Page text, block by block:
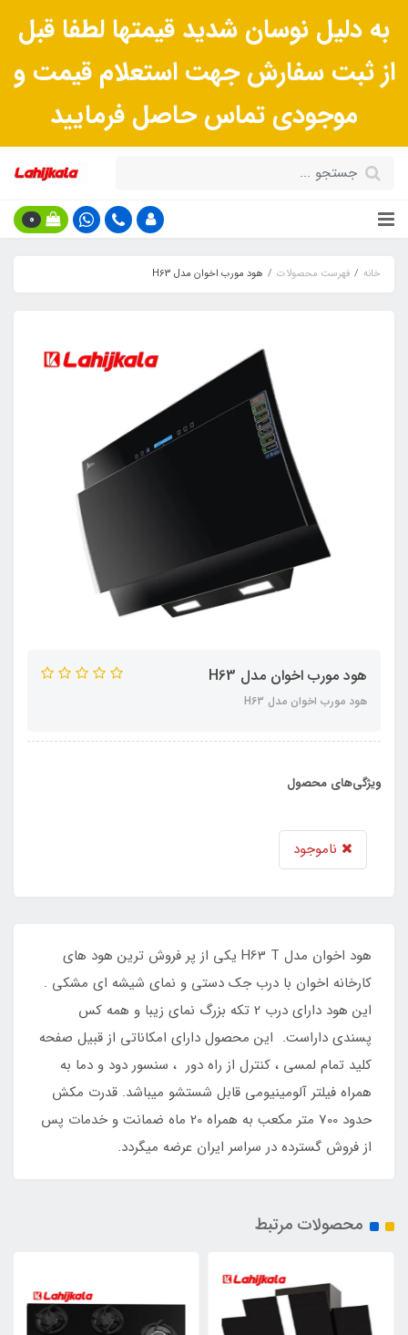
به دلیل نوسان شدید قیمتها لطفا قبل
از ثبت سفارش جهت استعلام قیمت و
موجودی تماس حاصل فرمایید
0
خانه فهرست محصولات هود مورب اخوان مدل H63
هود مورب اخوان مدل H63
هود مورب اخوان مدل H63
ویژگی‌های محصول
ناموجود
هود اخوان مدل H63 T یکی از پر فروش ترین هود های
کارخانه اخوان با درب جک دستی و نمای شیشه ای مشکی .
این هود دارای درب 2 تکه بزرگ نمای زیبا و همه کس
پسندی داراست. این محصول دارای امکاناتی از قبیل صفحه
کلید تمام لمسی ، کنترل از راه دور ، سنسور دود و دما به
همراه فیلتر آلومینیومی قابل شستشو میباشد. قدرت مکش
حدود 700 متر مکعب به همراه 20 ماه ضمانت و خدمات پس
از فروش گسترده در سراسر ایران عرضه میگردد.
محصولات مرتبط